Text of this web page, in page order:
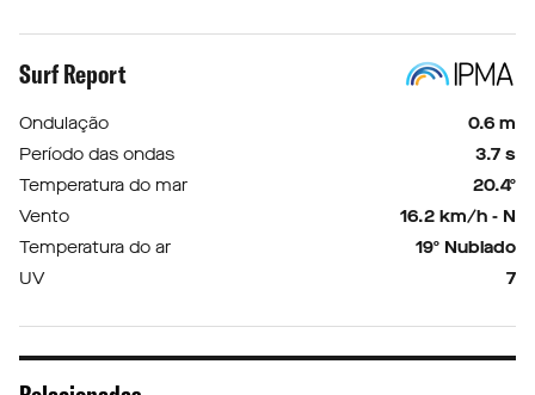
Surf Report
Ondulação
0.6 m
Período das ondas
3.7 s
Temperatura do mar
20.4º
Vento
16.2 km/h - N
Temperatura do ar
19º Nublado
UV
7